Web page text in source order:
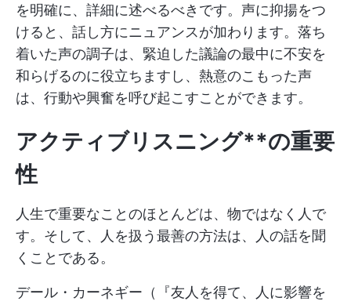
を明確に、詳細に述べるべきです。声に抑揚をつ
けると、話し方にニュアンスが加わります。落ち
着いた声の調子は、緊迫した議論の最中に不安を
和らげるのに役立ちますし、熱意のこもった声
は、行動や興奮を呼び起こすことができます。
アクティブリスニング**の重要
性
人生で重要なことのほとんどは、物ではなく人で
す。そして、人を扱う最善の方法は、人の話を聞
くことである。
デール・カーネギー（『友人を得て、人に影響を